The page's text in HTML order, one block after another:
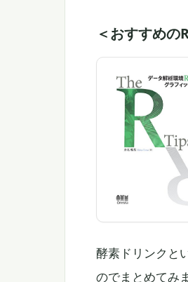
＜おすすめの
酵素ドリンクと
のでまとめてみ